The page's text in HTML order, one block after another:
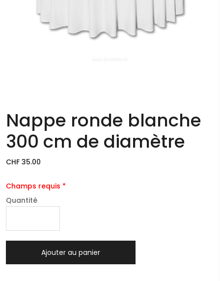
Nappe ronde blanche
300 cm de diamètre
CHF 35.00
Champs requis *
Quantité
Ajouter au panier